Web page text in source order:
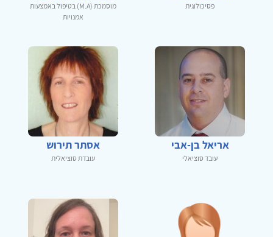
פסיכולוגית
מוסמכת (M.A) בטיפול באמצעות
אמנויות
אריאל בן-אבי
עובד סוציאלי
אסתר תירוש
עובדת סוציאלית